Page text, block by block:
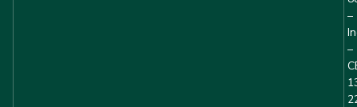
–
–